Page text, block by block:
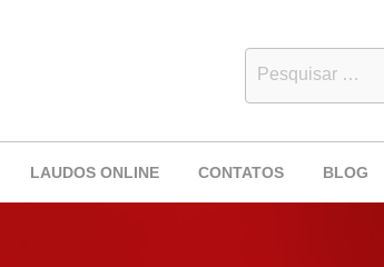
LAUDOS ONLINE CONTATOS BLOG